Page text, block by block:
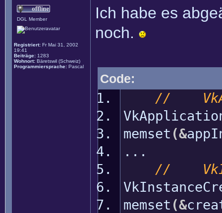
DGL Member
Registriert: Fr Mai 31, 2002
19:41
Beiträge: 1283
Wohnort: Bäretswil (Schweiz)
Programmiersprache: Pascal
Ich habe es
noch.
Code:
//
memset (&
...
//
memset (&